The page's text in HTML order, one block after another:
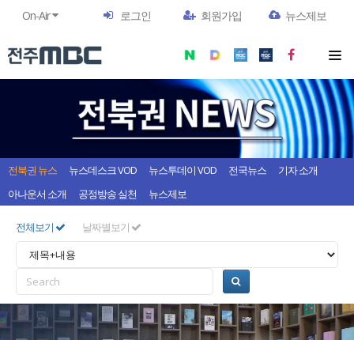
On-Air 로그인 회원가입 뉴스제보
전북권 뉴스 뉴스데스크 VOD 뉴스투데이 VOD 전국뉴스
기자 소개
아나운서 소개
공정방송 실천 뉴스제보
전체보기 날짜별보기